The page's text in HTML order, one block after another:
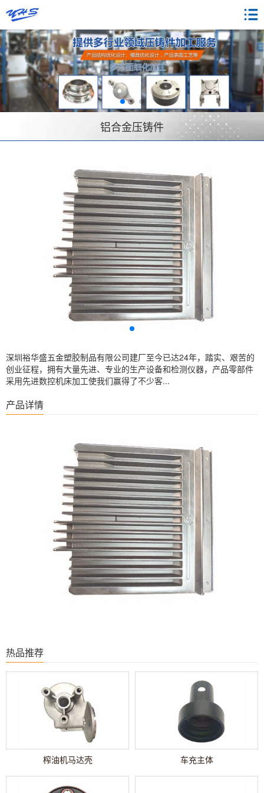
铝合金压铸件
深圳裕华盛五金塑胶制品有限公司建厂至今已达24年，踏实、艰苦的
创业征程，拥有大量先进、专业的生产设备和检测仪器，产品零部件
采用先进数控机床加工使我们赢得了不少客...
产品详情
热品推荐
榨油机马达壳 车充主体